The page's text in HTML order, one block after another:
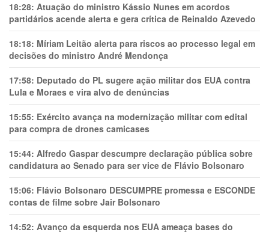
18:28: Atuação do ministro Kássio Nunes em acordos
partidários acende alerta e gera crítica de Reinaldo Azevedo
18:18: Míriam Leitão alerta para riscos ao processo legal em
decisões do ministro André Mendonça
17:58: Deputado do PL sugere ação militar dos EUA contra
Lula e Moraes e vira alvo de denúncias
15:55: Exército avança na modernização militar com edital
para compra de drones camicases
15:44: Alfredo Gaspar descumpre declaração pública sobre
candidatura ao Senado para ser vice de Flávio Bolsonaro
15:06: Flávio Bolsonaro DESCUMPRE promessa e ESCONDE
contas de filme sobre Jair Bolsonaro
14:52: Avanço da esquerda nos EUA ameaça bases do